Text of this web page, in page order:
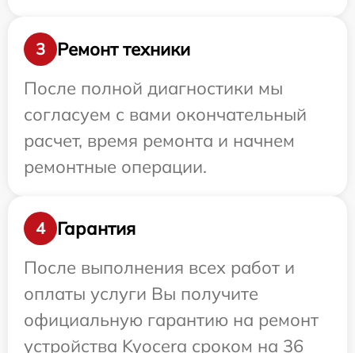
3
Ремонт техники
После полной диагностики мы
согласуем с вами окончательный
расчет, время ремонта и начнем
ремонтные операции.
4
Гарантия
После выполнения всех работ и
оплаты услуги Вы получите
официальную гарантию на ремонт
устройства Kyocera сроком на 36